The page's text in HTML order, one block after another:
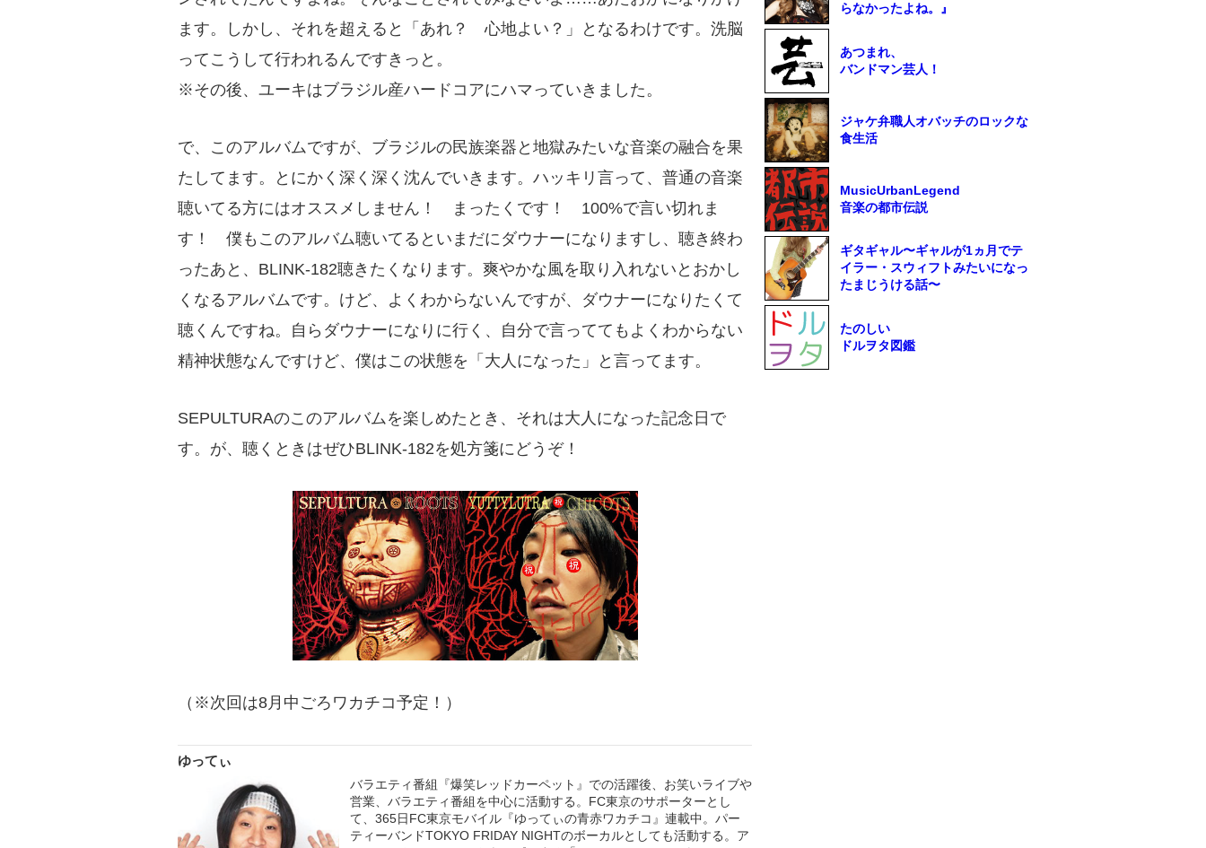
ます。しかし、それを超えると「あれ？ 心地よい？」となるわけです。洗脳
ってこうして行われるんですきっと。
※その後、ユーキはブラジル産ハードコアにハマっていきました。
で、このアルバムですが、ブラジルの民族楽器と地獄みたいな音楽の融合を果
たしてます。とにかく深く深く沈んでいきます。ハッキリ言って、普通の音楽
聴いてる方にはオススメしません！ まったくです！ 100%で言い切れま
す！ 僕もこのアルバム聴いてるといまだにダウナーになりますし、聴き終わ
ったあと、BLINK-182聴きたくなります。爽やかな風を取り入れないとおかし
くなるアルバムです。けど、よくわからないんですが、ダウナーになりたくて
聴くんですね。自らダウナーになりに行く、自分で言っててもよくわからない
精神状態なんですけど、僕はこの状態を「大人になった」と言ってます。
SEPULTURAのこのアルバムを楽しめたとき、それは大人になった記念日で
す。が、聴くときはぜひBLINK-182を処方箋にどうぞ！
（※次回は8月中ごろワカチコ予定！）
ゆってぃ
バラエティ番組『爆笑レッドカーペット』での活躍後、お笑いライブや
営業、バラエティ番組を中心に活動する。FC東京のサポーターとし
て、365日FC東京モバイル『ゆってぃの青赤ワカチコ』連載中。パー
ティーバンドTOKYO FRIDAY NIGHTのボーカルとしても活動する。ア
らなかったよね。』
あつまれ、
バンドマン芸人！
ジャケ弁職人オバッチのロックな
食生活
MusicUrbanLegend
音楽の都市伝説
ギタギャル〜ギャルが1ヵ月でテ
イラー・スウィフトみたいになっ
たまじうける話〜
たのしい
ドルヲタ図鑑